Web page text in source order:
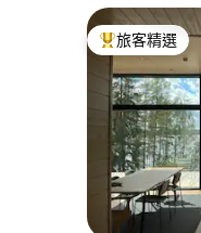
旅客精選榜首
旅客精選